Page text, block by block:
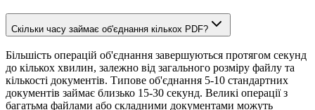
Скільки часу займає об'єднання кількох PDF?
Більшість операцій об'єднання завершуються протягом секунд
до кількох хвилин, залежно від загального розміру файлу та
кількості документів. Типове об'єднання 5-10 стандартних
документів займає близько 15-30 секунд. Великі операції з
багатьма файлами або складними документами можуть